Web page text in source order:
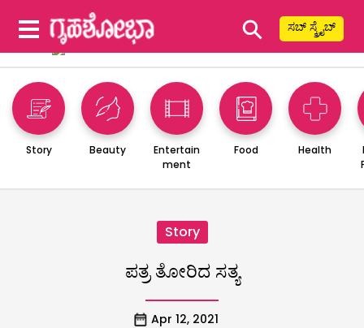
⚲ ಸಬ್ ಸ್ಕ್ರೈಬ್
Story Beauty
Entertain
ment
Food Health
Story
ಪತ್ರ ತೋರಿದ ಸತ್ಯ
Apr 12, 2021